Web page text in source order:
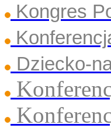
Kongres
Dziecko-